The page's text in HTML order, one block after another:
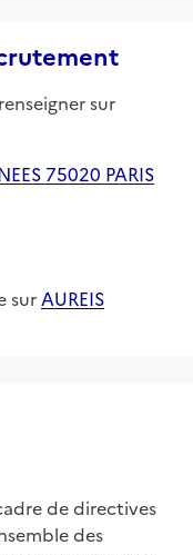
sur
75020 PARIS
sur AUREIS
de directives
des